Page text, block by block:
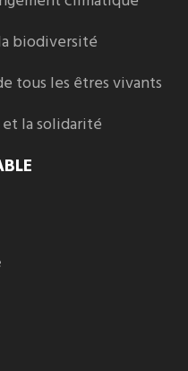
biodiversité
tous les êtres vivants
la solidarité